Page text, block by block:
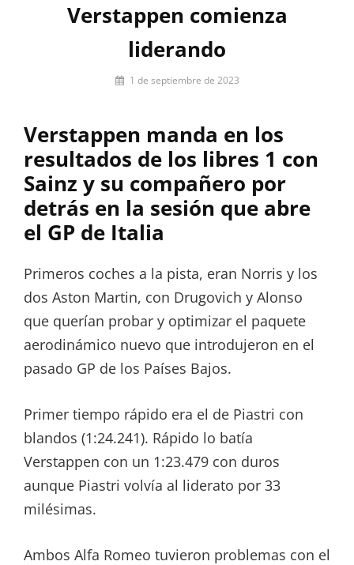
Verstappen comienza
liderando
Por
Paquet
1 de septiembre de 2023
Verstappen manda en los
resultados de los libres 1 con
Sainz y su compañero por
detrás en la sesión que abre
el GP de Italia
Primeros coches a la pista, eran Norris y los
dos Aston Martin, con Drugovich y Alonso
que querían probar y optimizar el paquete
aerodinámico nuevo que introdujeron en el
pasado GP de los Países Bajos.
Primer tiempo rápido era el de Piastri con
blandos (1:24.241). Rápido lo batía
Verstappen con un 1:23.479 con duros
aunque Piastri volvía al liderato por 33
milésimas.
Ambos Alfa Romeo tuvieron problemas con el